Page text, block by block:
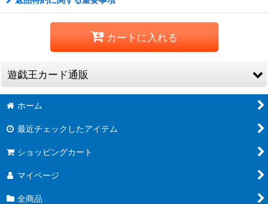
カートに入れる
遊戯王カード通販
REVOLUTION BOOSTER -トゥーン・ウィッチクラフト・破械-
RV01 ノーマル
ホーム
最近チェックしたアイテム
ショッピングカート
マイページ
全商品